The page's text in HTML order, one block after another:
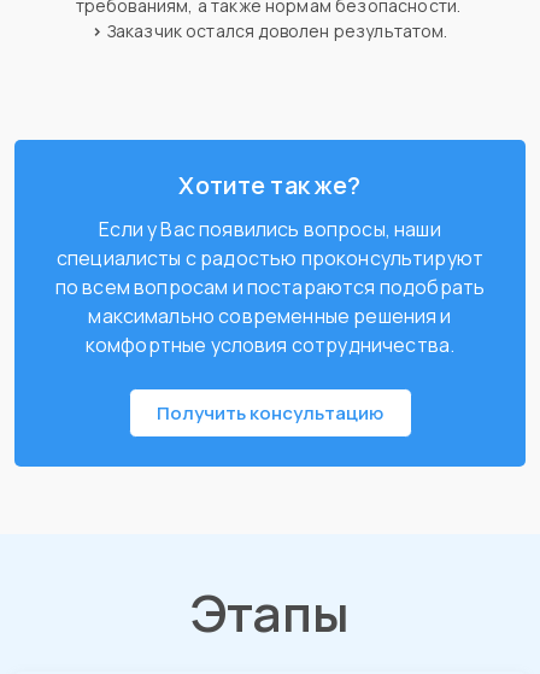
требованиям, а также нормам безопасности.
> Заказчик остался доволен результатом.
Хотите так же?
Если у Вас появились вопросы, наши
специалисты с радостью проконсультируют
по всем вопросам и постараются подобрать
максимально современные решения и
комфортные условия сотрудничества.
Получить консультацию
Этапы